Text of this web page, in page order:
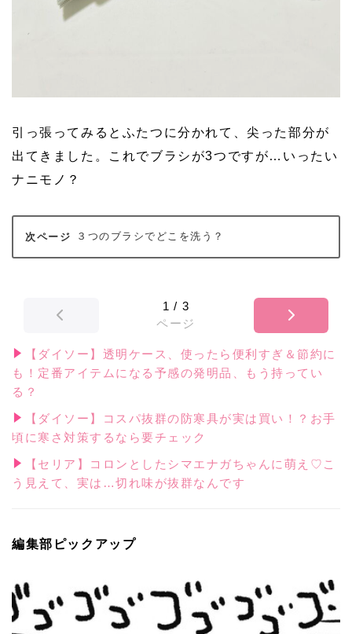
引っ張ってみるとふたつに分かれて、尖った部分が
出てきました。これでブラシが3つですが…いったい
ナニモノ？
３つのブラシでどこを洗う？
1 / 3
ページ
【ダイソー】透明ケース、使ったら便利すぎ＆節約に
も！定番アイテムになる予感の発明品、もう持ってい
る？
【ダイソー】コスパ抜群の防寒具が実は買い！？お手
頃に寒さ対策するなら要チェック
【セリア】コロンとしたシマエナガちゃんに萌え♡こ
う見えて、実は…切れ味が抜群なんです
編集部ピックアップ